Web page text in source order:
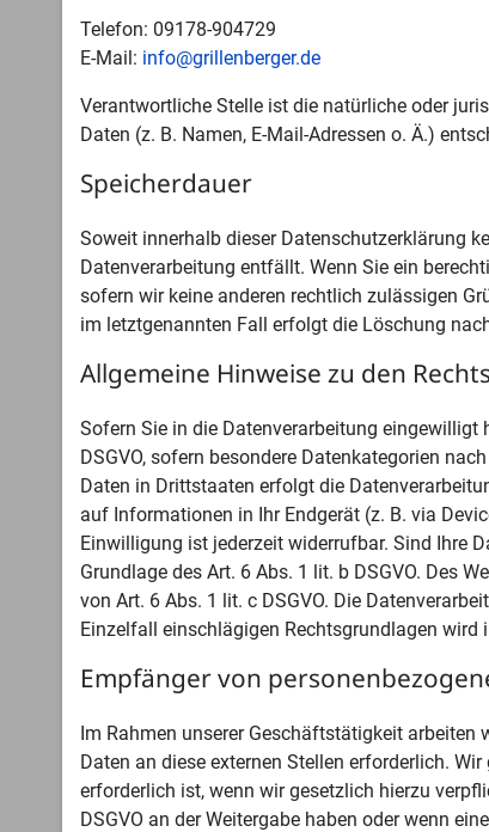
Telefon: 09178-904729
E-Mail: info@grillenberger.de
Verantwortliche Stelle ist die natürliche oder
Daten (z. B. Namen, E-Mail-Adressen o. Ä.)
Speicherdauer
Soweit innerhalb dieser Datenschutzerklärung
Datenverarbeitung entfällt. Wenn Sie ein
sofern wir keine anderen rechtlich zulässigen
im letztgenannten Fall erfolgt die Löschung
Allgemeine Hinweise zu den
Sofern Sie in die Datenverarbeitung eingewilligt
DSGVO, sofern besondere Datenkategorien
Daten in Drittstaaten erfolgt die
auf Informationen in Ihr Endgerät (z. B. via
Einwilligung ist jederzeit widerrufbar. Sind Ihre
Grundlage des Art. 6 Abs. 1 lit. b DSGVO. Des
von Art. 6 Abs. 1 lit. c DSGVO. Die
Einzelfall einschlägigen Rechtsgrundlagen
Empfänger von
Im Rahmen unserer Geschäftstätigkeit arbeiten
Daten an diese externen Stellen erforderlich.
erforderlich ist, wenn wir gesetzlich hierzu
DSGVO an der Weitergabe haben oder wenn